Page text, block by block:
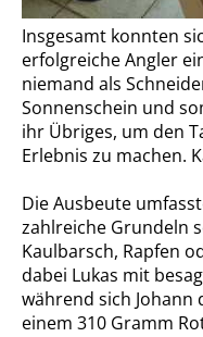
Insgesamt konnten
erfolgreiche Angler
niemand als
Sonnenschein und
ihr Übriges, um den
Erlebnis zu machen.
Die Ausbeute
zahlreiche Grundeln
Kaulbarsch, Rapfen
dabei Lukas mit
während sich Johann
einem 310 Gramm